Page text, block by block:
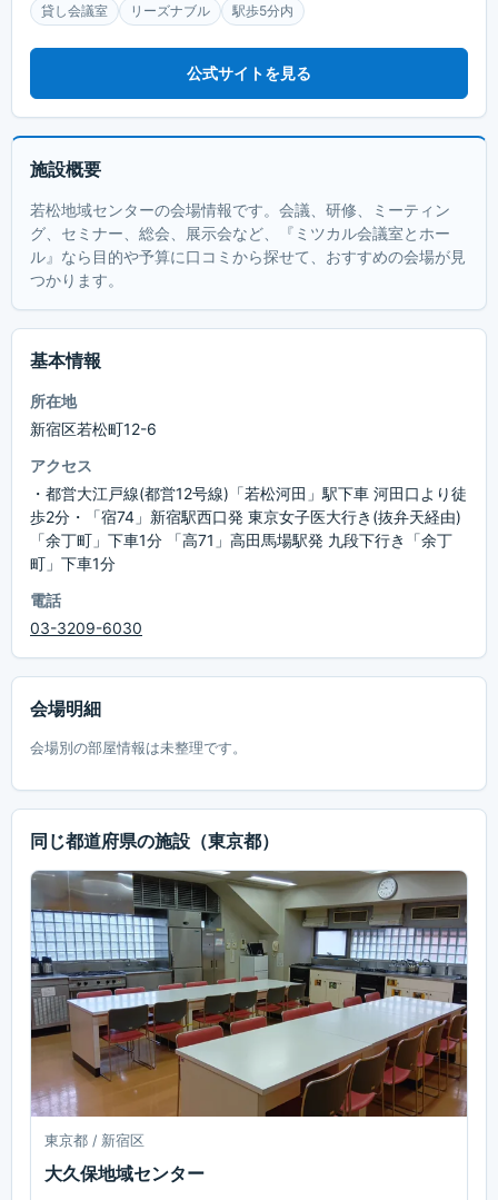
貸し会議室
リーズナブル 駅歩5分内
公式サイトを見る
施設概要
若松地域センターの会場情報です。会議、研修、ミーティン
グ、セミナー、総会、展示会など、『ミツカル会議室とホー
ル』なら目的や予算に口コミから探せて、おすすめの会場が見
つかります。
基本情報
所在地
新宿区若松町12-6
アクセス
・都営大江戸線(都営12号線)「若松河田」駅下車 河田口より徒
歩2分・「宿74」新宿駅西口発 東京女子医大行き(抜弁天経由)
「余丁町」下車1分 「高71」高田馬場駅発 九段下行き「余丁
町」下車1分
電話
03-3209-6030
会場明細
会場別の部屋情報は未整理です。
同じ都道府県の施設 （東京都）
東京都 / 新宿区
大久保地域センター